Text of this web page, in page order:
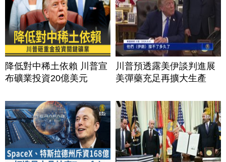
降低對中稀土依賴 川普宣
布礦業投資20億美元
川普預透露美伊談判進展
美彈藥充足再擴大生產